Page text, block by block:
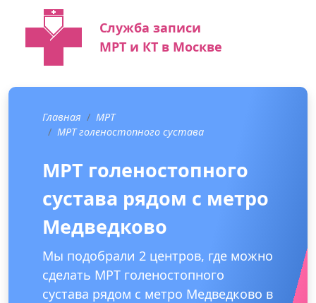
Служба записи
МРТ и КТ в Москве
Главная
МРТ
МРТ голеностопного сустава
МРТ голеностопного
сустава рядом с метро
Медведково
Мы подобрали 2 центров, где можно
сделать МРТ голеностопного
сустава рядом с метро Медведково в